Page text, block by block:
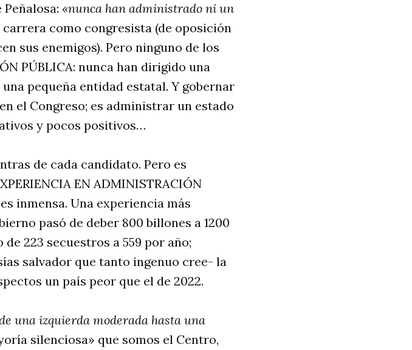
«nunca han administrado ni un
carrera como congresista (de oposición
sus enemigos). Pero ninguno de los
PÚBLICA: nunca han dirigido una
pequeña entidad estatal. Y gobernar
el Congreso; es administrar un estado
y pocos positivos…
de cada candidato. Pero es
EN ADMINISTRACIÓN
inmensa. Una experiencia más
pasó de deber 800 billones a 1200
223 secuestros a 559 por año;
salvador que tanto ingenuo cree- la
un país peor que el de 2022.
una izquierda moderada hasta una
silenciosa» que somos el Centro,